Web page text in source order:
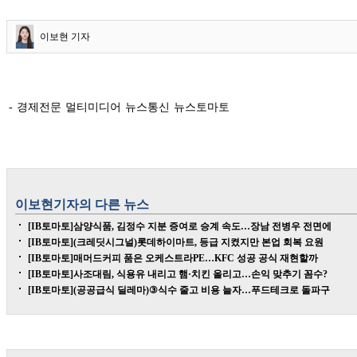
이보현 기자
- 경제전문 멀티미디어 뉴스통신 뉴스토마토
이보현 기자의 다른 뉴스
[IB토마토]삼양식품, 김정수 지분 증여로 승계 속도…장남 전병우 전면에
[IB토마토](크레딧시그널)롯데하이마트, 등급 지켰지만 본업 회복 요원
[IB토마토]매머드커피 품은 오케스트라PE…KFC 성공 공식 재현할까
[IB토마토]사조대림, 식용유 내리고 햄·치킨 올리고…손익 맞추기 꼼수?
[IB토마토](공공급식 딜레마)③식수 줄고 비용 늘자…푸드테크로 돌파구